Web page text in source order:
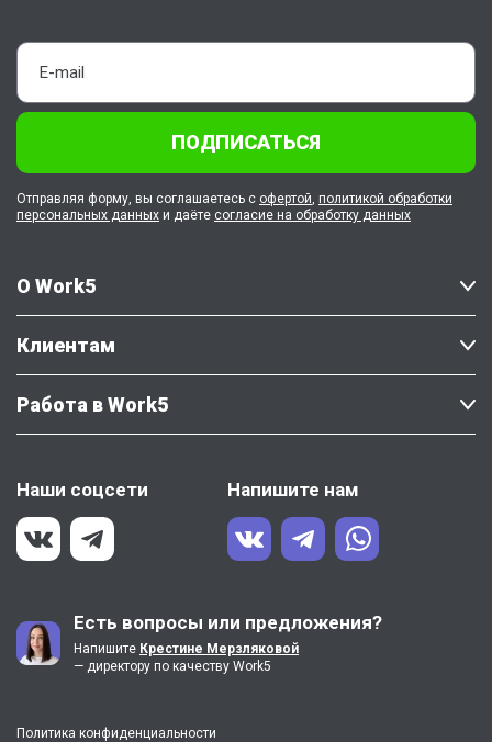
О Work5
Клиентам
Работа в Work5
Наши соцсети Напишите нам
Есть вопросы или предложения?
Напишите Крестине Мерзляковой
— директору по качеству Work5
Политика конфиденциальности
ПОДПИСАТЬСЯ
Отправляя форму, вы соглашаетесь с офертой, политикой обработки
персональных данных и даёте согласие на обработку данных